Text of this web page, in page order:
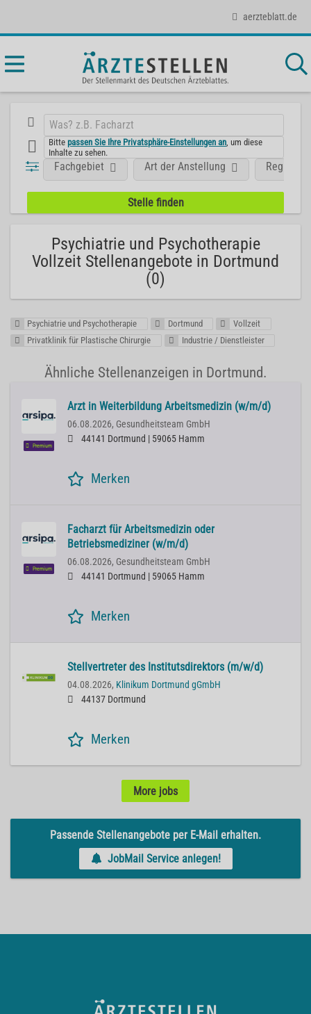
aerzteblatt.de
Bittepassen Sie Ihre Privatsphäre-Einstellungen an , um diese
Inhalte zu sehen.
Fachgebiet Art der Anstellung Region
Psychiatrie und Psychotherapie
Vollzeit Stellenangebote in Dortmund
(0)
Psychiatrie und Psychotherapie Dortmund
Vollzeit
Privatklinik für Plastische Chirurgie
Industrie / Dienstleister
Ähnliche Stellenanzeigen in Dortmund.
Premium
Arzt in Weiterbildung Arbeitsmedizin (w/m/d)
06.08.2026, Gesundheitsteam GmbH
44141 Dortmund | 59065 Hamm
Merken
Premium
Facharzt für Arbeitsmedizin oder
Betriebsmediziner (w/m/d)
06.08.2026, Gesundheitsteam GmbH
44141 Dortmund | 59065 Hamm
Merken
Stellvertreter des Institutsdirektors (m/w/d)
04.08.2026, Klinikum Dortmund gGmbH
44137 Dortmund
Merken
More jobs
Passende Stellenangebote per E-Mail erhalten.
JobMail Service anlegen!